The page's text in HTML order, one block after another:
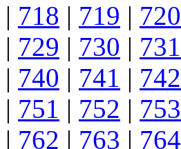
| 718 | 719 | 720
| 729 | 730 | 731
| 740 | 741 | 742
| 751 | 752 | 753
| 762 | 763 | 764